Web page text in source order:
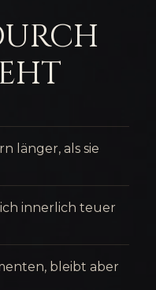
länger, als sie
innerlich teuer
bleibt aber